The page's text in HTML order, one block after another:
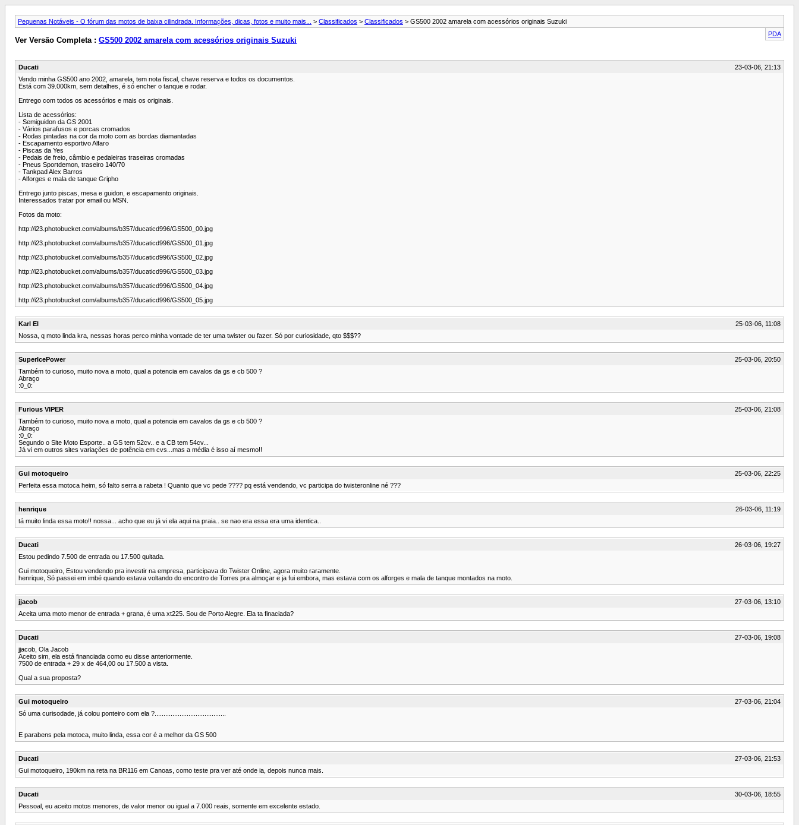
Pequenas Notáveis - O fórum das motos de baixa cilindrada. Informações, dicas, fotos e muito mais... > Classificados > Classificados > GS500 2002 amarela com acessórios originais Suzuki
PDA
Ver Versão Completa : GS500 2002 amarela com acessórios originais Suzuki
Ducati
23-03-06, 21:13
Vendo minha GS500 ano 2002, amarela, tem nota fiscal, chave reserva e todos os documentos.
Está com 39.000km, sem detalhes, é só encher o tanque e rodar.
Entrego com todos os acessórios e mais os originais.
Lista de acessórios:
- Semiguidon da GS 2001
- Vários parafusos e porcas cromados
- Rodas pintadas na cor da moto com as bordas diamantadas
- Escapamento esportivo Alfaro
- Piscas da Yes
- Pedais de freio, câmbio e pedaleiras traseiras cromadas
- Pneus Sportdemon, traseiro 140/70
- Tankpad Alex Barros
- Alforges e mala de tanque Gripho
Entrego junto piscas, mesa e guidon, e escapamento originais.
Interessados tratar por email ou MSN.
Fotos da moto:
http://i23.photobucket.com/albums/b357/ducaticd996/GS500_00.jpg
http://i23.photobucket.com/albums/b357/ducaticd996/GS500_01.jpg
http://i23.photobucket.com/albums/b357/ducaticd996/GS500_02.jpg
http://i23.photobucket.com/albums/b357/ducaticd996/GS500_03.jpg
http://i23.photobucket.com/albums/b357/ducaticd996/GS500_04.jpg
http://i23.photobucket.com/albums/b357/ducaticd996/GS500_05.jpg
Karl El
25-03-06, 11:08
Nossa, q moto linda kra, nessas horas perco minha vontade de ter uma twister ou fazer. Só por curiosidade, qto $$$??
SuperIcePower
25-03-06, 20:50
Também to curioso, muito nova a moto, qual a potencia em cavalos da gs e cb 500 ?
Abraço
:0_0:
Furious VIPER
25-03-06, 21:08
Também to curioso, muito nova a moto, qual a potencia em cavalos da gs e cb 500 ?
Abraço
:0_0:
Segundo o Site Moto Esporte.. a GS tem 52cv.. e a CB tem 54cv...
Já vi em outros sites variações de potência em cvs...mas a média é isso aí mesmo!!
Gui motoqueiro
25-03-06, 22:25
Perfeita essa motoca heim, só falto serra a rabeta ! Quanto que vc pede ???? pq está vendendo, vc participa do twisteronline né ???
henrique
26-03-06, 11:19
tá muito linda essa moto!! nossa... acho que eu já vi ela aqui na praia.. se nao era essa era uma identica..
Ducati
26-03-06, 19:27
Estou pedindo 7.500 de entrada ou 17.500 quitada.
Gui motoqueiro, Estou vendendo pra investir na empresa, participava do Twister Online, agora muito raramente.
henrique, Só passei em imbé quando estava voltando do encontro de Torres pra almoçar e ja fui embora, mas estava com os alforges e mala de tanque montados na moto.
jjacob
27-03-06, 13:10
Aceita uma moto menor de entrada + grana, é uma xt225. Sou de Porto Alegre. Ela ta finaciada?
Ducati
27-03-06, 19:08
jjacob, Ola Jacob
Aceito sim, ela está financiada como eu disse anteriormente.
7500 de entrada + 29 x de 464,00 ou 17.500 a vista.
Qual a sua proposta?
Gui motoqueiro
27-03-06, 21:04
Só uma curisodade, já colou ponteiro com ela ?........................................
E parabens pela motoca, muito linda, essa cor é a melhor da GS 500
Ducati
27-03-06, 21:53
Gui motoqueiro, 190km na reta na BR116 em Canoas, como teste pra ver até onde ia, depois nunca mais.
Ducati
30-03-06, 18:55
Pessoal, eu aceito motos menores, de valor menor ou igual a 7.000 reais, somente em excelente estado.